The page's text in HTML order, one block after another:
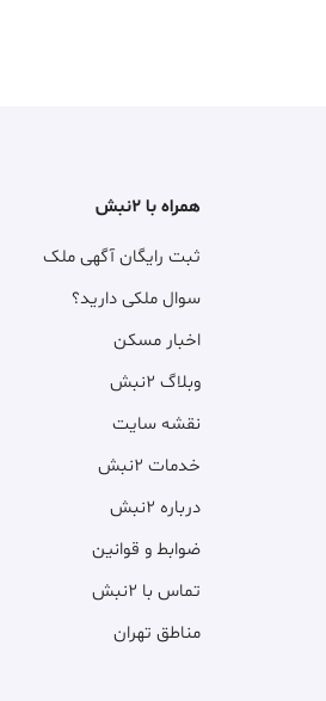
همراه با ۲نبش
ثبت رایگان آگهی ملک
سوال ملکی دارید؟
اخبار مسکن
وبلاگ ۲نبش
نقشه سایت
خدمات ۲نبش
درباره ۲نبش
ضوابط و قوانین
تماس با ۲نبش
مناطق تهران